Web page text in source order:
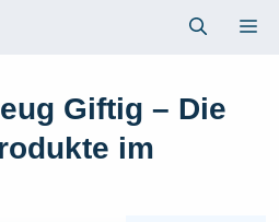
Giftig – Die
im